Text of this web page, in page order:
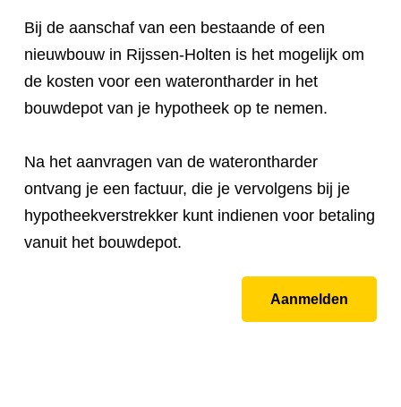
Bij de aanschaf van een bestaande of een
nieuwbouw in Rijssen-Holten is het mogelijk om
de kosten voor een waterontharder in het
bouwdepot van je hypotheek op te nemen.
Na het aanvragen van de waterontharder
ontvang je een factuur, die je vervolgens bij je
hypotheekverstrekker kunt indienen voor betaling
vanuit het bouwdepot.
Aanmelden